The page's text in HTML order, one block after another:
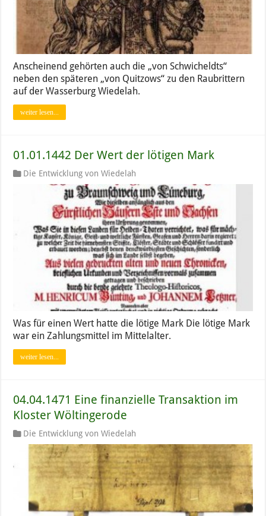
Anscheinend gehörten auch die „von Schwicheldts“
neben den späteren „von Quitzows“ zu den Raubrittern
auf der Wasserburg Wiedelah.
weiter lesen...
01.01.1442 Der Wert der lötigen Mark
Die Entwicklung von Wiedelah
Was für einen Wert hatte die lötige Mark Die lötige Mark
war ein Zahlungsmittel im Mittelalter.
weiter lesen...
04.04.1471 Eine finanzielle Transaktion im
Kloster Wöltingerode
Die Entwicklung von Wiedelah